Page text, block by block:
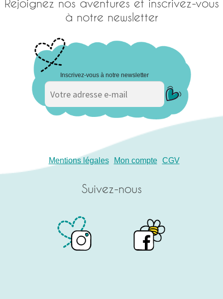
Rejoignez nos aventures et inscrivez-vous
à notre newsletter
Inscrivez-vous à notre newsletter
Mentions légales Mon compte CGV
Suivez-nous